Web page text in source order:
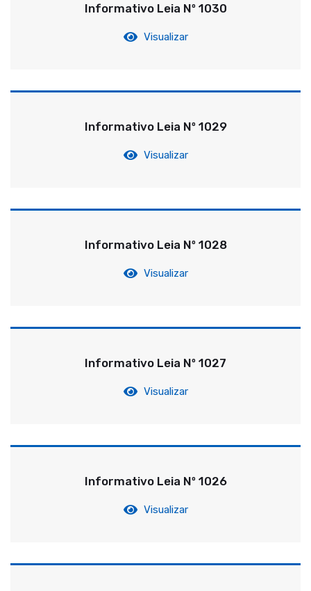
Informativo Leia Nº 1030
Visualizar
Informativo Leia Nº 1029
Visualizar
Informativo Leia Nº 1028
Visualizar
Informativo Leia Nº 1027
Visualizar
Informativo Leia Nº 1026
Visualizar